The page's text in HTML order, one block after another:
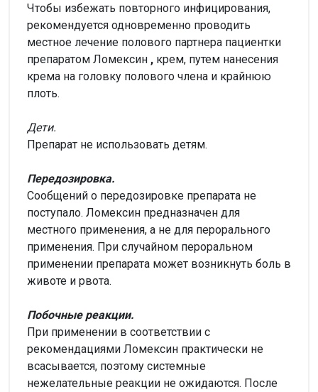
Чтобы избежать повторного инфицирования,
рекомендуется одновременно проводить
местное лечение полового партнера пациентки
препаратом Ломексин , крем, путем нанесения
крема на головку полового члена и крайнюю
плоть.
Дети.
Препарат не использовать детям.
Передозировка.
Сообщений о передозировке препарата не
поступало. Ломексин предназначен для
местного применения, а не для перорального
применения. При случайном пероральном
применении препарата может возникнуть боль в
животе и рвота.
Побочные реакции.
При применении в соответствии с
рекомендациями Ломексин практически не
всасывается, поэтому системные
нежелательные реакции не ожидаются. После